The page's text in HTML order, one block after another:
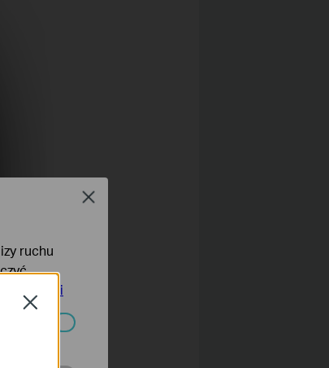
Close
ruchu
Close